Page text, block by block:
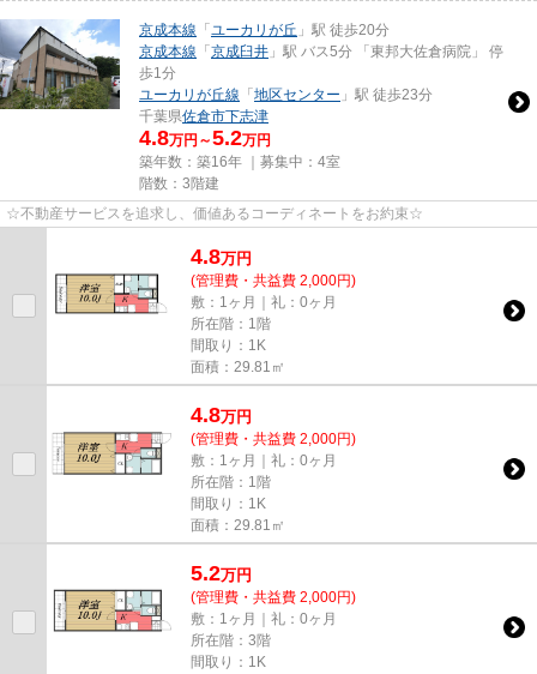
京成本線 「 ユーカリが丘 」駅 徒歩20分
京成本線 「 京成臼井 」駅 バス5分 「東邦大佐倉病院」 停
歩1分
ユーカリが丘線 「 地区センター 」駅 徒歩23分
千葉県佐倉市下志津
4.8万円～5.2万円
築年数：築16年 ｜募集中： 4室
階数：3階建
☆不動産サービスを追求し、価値あるコーディネートをお約束☆
4.8万円
(管理費・共益費 2,000円)
敷：1ヶ月｜礼：0ヶ月
所在階：1階
間取り：1K
面積：29.81㎡
4.8万円
(管理費・共益費 2,000円)
敷：1ヶ月｜礼：0ヶ月
所在階：1階
間取り：1K
面積：29.81㎡
5.2万円
(管理費・共益費 2,000円)
敷：1ヶ月｜礼：0ヶ月
所在階：3階
間取り：1K